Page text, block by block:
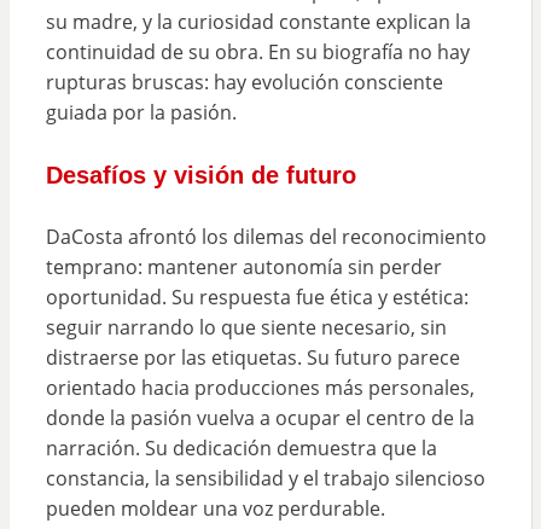
su madre, y la curiosidad constante explican la
continuidad de su obra. En su biografía no hay
rupturas bruscas: hay evolución consciente
guiada por la pasión.
Desafíos y visión de futuro
DaCosta afrontó los dilemas del reconocimiento
temprano: mantener autonomía sin perder
oportunidad. Su respuesta fue ética y estética:
seguir narrando lo que siente necesario, sin
distraerse por las etiquetas. Su futuro parece
orientado hacia producciones más personales,
donde la pasión vuelva a ocupar el centro de la
narración. Su dedicación demuestra que la
constancia, la sensibilidad y el trabajo silencioso
pueden moldear una voz perdurable.